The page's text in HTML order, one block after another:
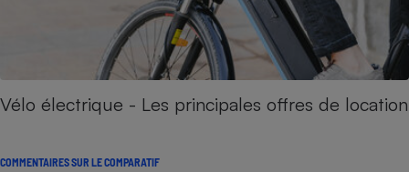
Vélo électrique - Les principales offres de location
COMMENTAIRES SUR LE COMPARATIF